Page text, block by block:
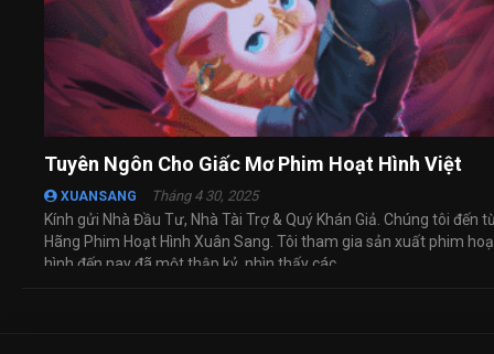
Tuyên Ngôn Cho Giấc Mơ Phim Hoạt Hình Việt
XUANSANG Tháng 4 30, 2025
Kính gửi Nhà Đầu Tư, Nhà Tài Trợ & Quý Khán Giả. Chúng tôi đến
Hãng Phim Hoạt Hình Xuân Sang. Tôi tham gia sản xuất phim
hình đến nay đã một thập kỷ, nhìn thấy các ...